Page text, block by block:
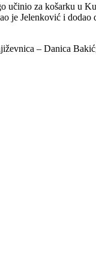
učinio za košarku u
je Jelenković i
– Danica